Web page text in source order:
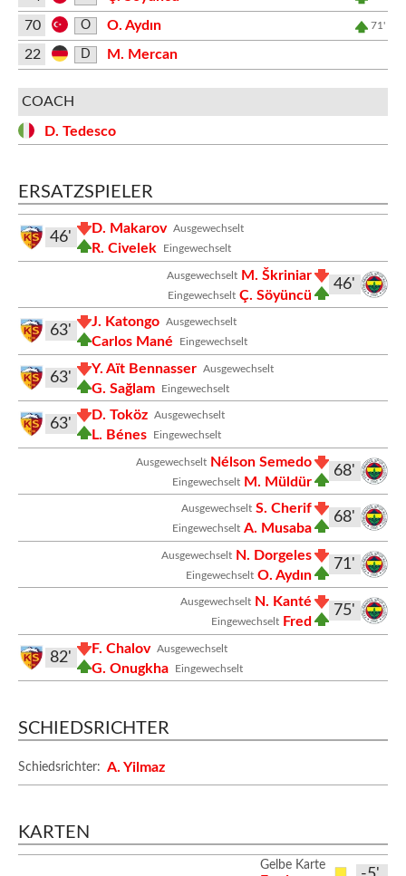
70 O O. Aydın 71'
22 D M. Mercan
COACH
D. Tedesco
ERSATZSPIELER
Ausgewechselt
D. Makarov
Eingewechselt
R. Civelek
46'
46'
Ausgewechselt M. Škriniar
Eingewechselt Ç. Söyüncü
Ausgewechselt
J. Katongo
Eingewechselt
Carlos Mané
63'
Ausgewechselt
Y. Aït Bennasser
Eingewechselt
G. Sağlam
63'
Ausgewechselt
D. Toköz
Eingewechselt
L. Bénes
63'
68'
Ausgewechselt Nélson Semedo
Eingewechselt M. Müldür
68'
Ausgewechselt S. Cherif
Eingewechselt A. Musaba
71'
Ausgewechselt N. Dorgeles
Eingewechselt O. Aydın
75'
Ausgewechselt N. Kanté
Eingewechselt Fred
Ausgewechselt
F. Chalov
Eingewechselt
G. Onugkha
82'
SCHIEDSRICHTER
Schiedsrichter: A. Yilmaz
KARTEN
Gelbe Karte